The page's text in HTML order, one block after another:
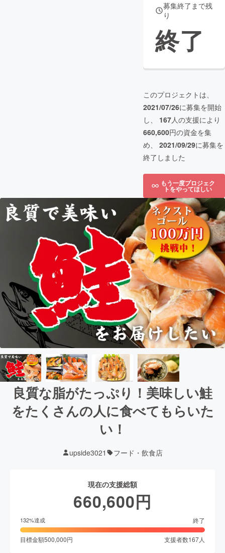
募集終了まで残
り
終了
このプロジェクトは、
2021/07/26に募集を開始
し、 167人の支援により
660,600円の資金を集
め、 2021/09/29に募集を
終了しました
もう一度プロジェク
トをやってほしい
良質な脂がたっぷり！美味しい鮭
をたくさんの人に食べてもらいた
い！
upside3021 フード・飲食店
現在の支援総額
660,600円
132%達成 終了
目標金額500,000円 支援者数167人